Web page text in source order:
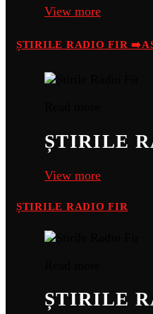
View more
ȘTIRILE RADIO FIR
ȘTIRILE
View more
ȘTIRILE RADIO FIR
ȘTIRILE